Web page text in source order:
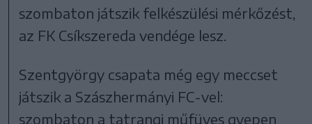
szombaton játszik felkészülési mérkőzést,
az FK Csíkszereda vendége lesz.
Szentgyörgy csapata még egy meccset
játszik a Szászhermányi FC-vel:
szombaton a tatrangi műfüves gyepen